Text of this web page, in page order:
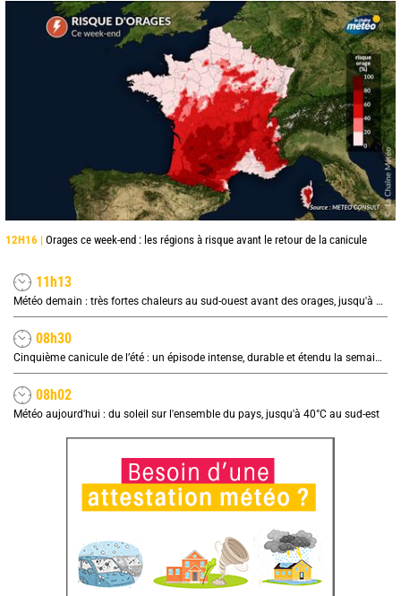
12H16 | Orages ce week-end : les régions à risque avant le retour de la canicule
11h13
Météo demain : très fortes chaleurs au sud-ouest avant des orages, jusqu'à 39°C
08h30
Cinquième canicule de l’été : un épisode intense, durable et étendu la semaine prochaine
08h02
Météo aujourd'hui : du soleil sur l'ensemble du pays, jusqu'à 40°C au sud-est